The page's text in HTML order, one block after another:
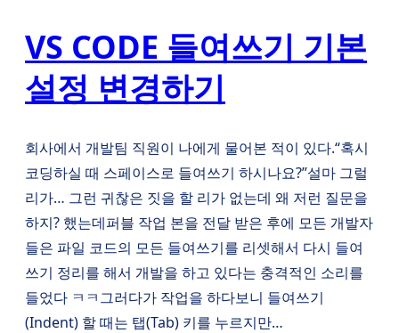
VS CODE 들여쓰기 기본
설정 변경하기
회사에서 개발팀 직원이 나에게 물어본 적이 있다.“혹시
코딩하실 때 스페이스로 들여쓰기 하시나요?”설마 그럴
리가… 그런 귀찮은 짓을 할 리가 없는데 왜 저런 질문을
하지? 했는데퍼블 작업 본을 전달 받은 후에 모든 개발자
들은 파일 코드의 모든 들여쓰기를 리셋해서 다시 들여
쓰기 정리를 해서 개발을 하고 있다는 충격적인 소리를
들었다 ㅋㅋ그러다가 작업을 하다보니 들여쓰기
(Indent) 할 때는 탭(Tab) 키를 누르지만…